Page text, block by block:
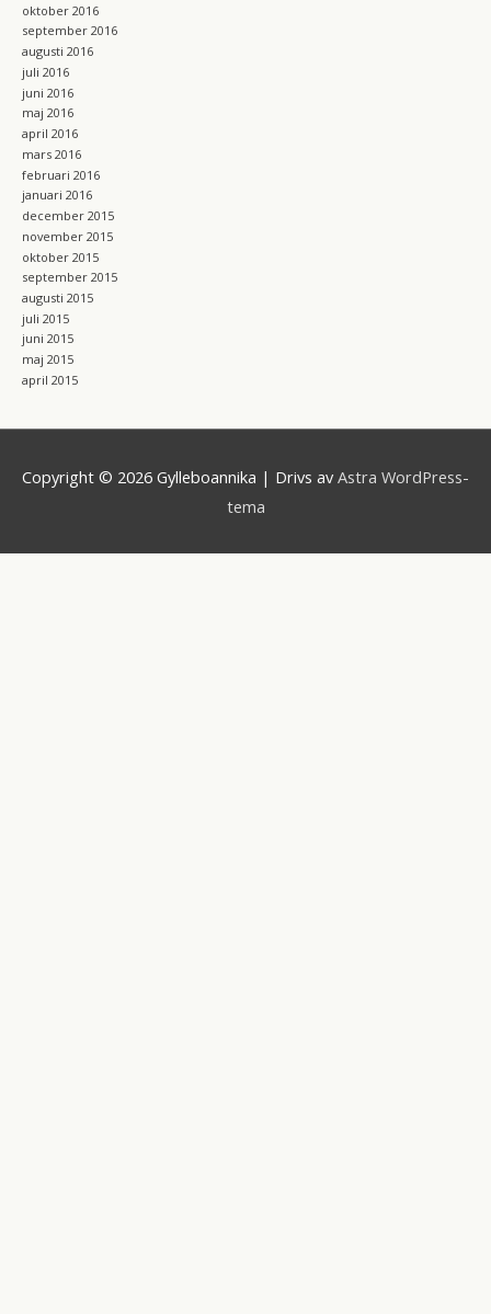
oktober 2016
september 2016
augusti 2016
juli 2016
juni 2016
maj 2016
april 2016
mars 2016
februari 2016
januari 2016
december 2015
november 2015
oktober 2015
september 2015
augusti 2015
juli 2015
juni 2015
maj 2015
april 2015
Copyright © 2026 Gylleboannika | Drivs av Astra WordPress-
tema